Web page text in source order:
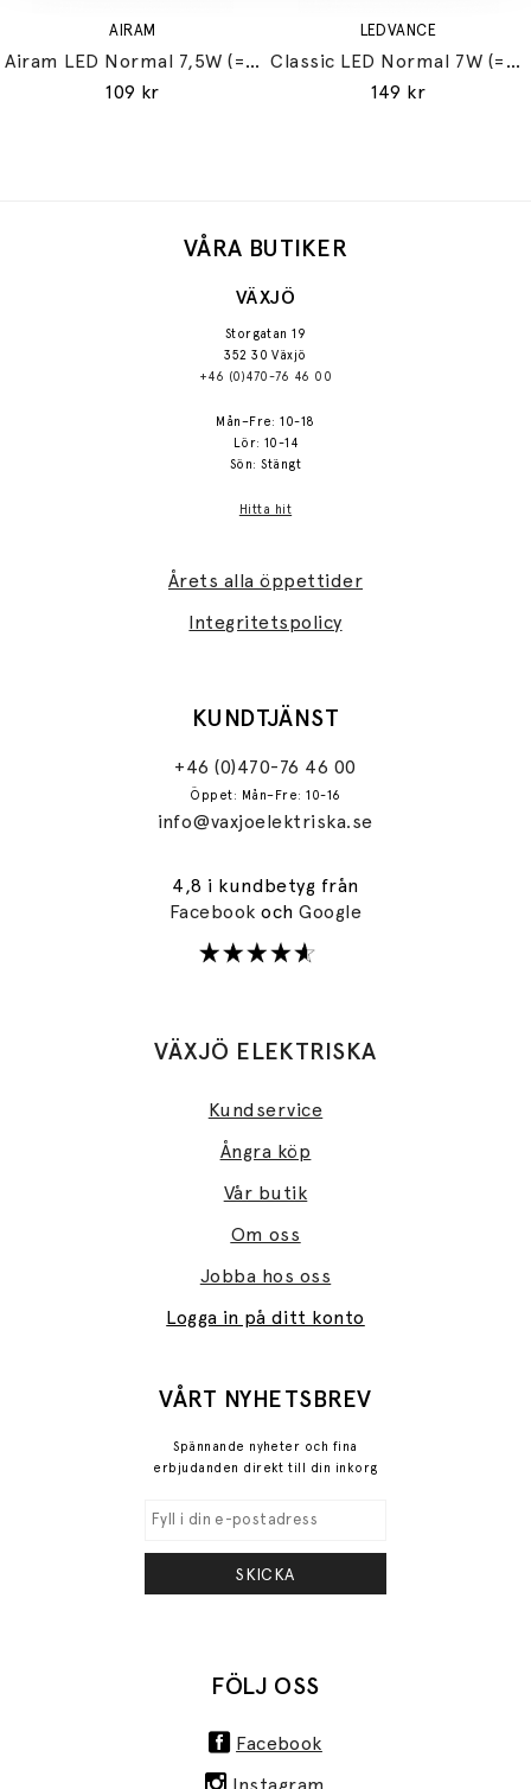
AIRAM
Airam LED Normal 7,5W (=60W) E27
109 kr
LEDVANCE
Classic LED Normal 7W (=60W) E27
149 kr
VÅRA BUTIKER
VÄXJÖ
Storgatan 19
352 30 Växjö
+46 (0)470-76 46 00
Mån–Fre: 10-18
Lör: 10-14
Sön: Stängt
Hitta hit
Årets alla öppettider
Integritetspolicy
KUNDTJÄNST
+46 (0)470-76 46 00
Öppet: Mån–Fre: 10-16
info@vaxjoelektriska.se
4,8 i kundbetyg från
FacebookochGoogle
VÄXJÖ ELEKTRISKA
Kundservice
Ångra köp
Vår butik
Om oss
Jobba hos oss
Logga in på ditt konto
VÅRT NYHETSBREV
Spännande nyheter och fina
erbjudanden direkt till din inkorg
SKICKA
FÖLJ OSS
Facebook